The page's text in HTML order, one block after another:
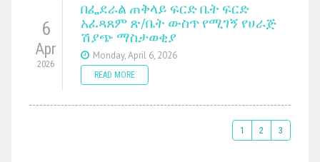
6
Apr
2026
በፌደራል ጠቅላይ ፍርድ ቤት ፍርድ
አፈጻጸም ጽ/ቤት ውስጥ የሚገኝ የሀራጅ
ሽያጭ ማስታወቂያ
Monday, April 6, 2026
READ MORE
1 2 3